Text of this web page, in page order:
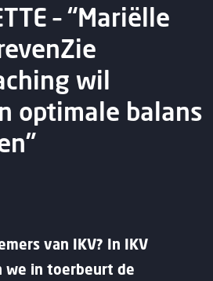
– “Mariëlle
wil
optimale balans
van IKV? In IKV
we in toerbeurt de